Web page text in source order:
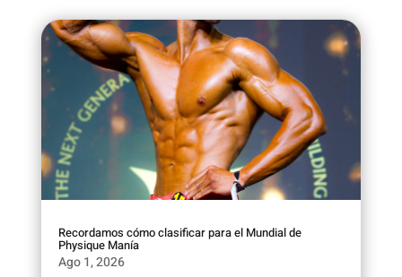
Recordamos cómo clasificar para el Mundial de
Physique Manía
Ago 1, 2026